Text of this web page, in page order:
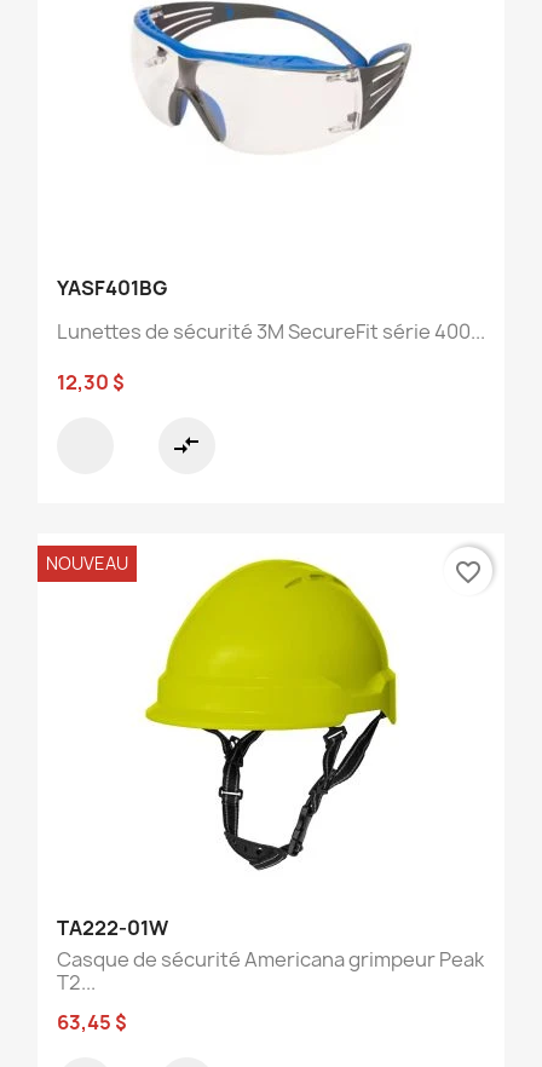
YASF401BG
Lunettes de sécurité 3M SecureFit série 400...
12,30 $
compare_arrows
TA222-01W
Casque de sécurité Americana grimpeur Peak
T2...
63,45 $
NOUVEAU favorite_border